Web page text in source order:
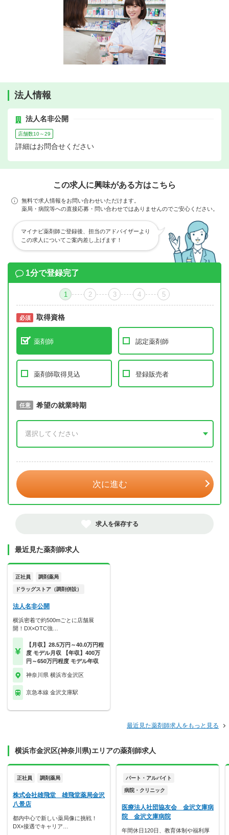
法人情報
法人名非公開
店舗数10～29
詳細はお問合せください
この求人に興味がある方はこちら
無料で求人情報をお問い合わせいただけます。
薬局・病院等への直接応募・問い合わせではありませんのでご安心ください。
マイナビ薬剤師ご登録後、担当のアドバイザーより
この求人についてご案内差し上げます！
1分で登録完了
1 2 3 4 5
必須 取得資格
薬剤師 認定薬剤師
薬剤師取得見込 登録販売者
必須 取得予定年
任意 希望の就業時期
次に進む
求人を保存する
最近見た薬剤師求人
正社員 調剤薬局
ドラッグストア（調剤併設）
法人名非公開
横浜密着で約500mごとに店舗展
開！DX×OTC強…
【月収】28.5万円～40.0万円程
度 モデル月収 【年収】400万
円～650万円程度 モデル年収
神奈川県 横浜市金沢区
京急本線 金沢文庫駅
最近見た薬剤師求人をもっと見る
横浜市金沢区(神奈川県)エリアの薬剤師求人
正社員 調剤薬局
株式会社雄飛堂 雄飛堂薬局金沢
八景店
都内中心で新しい薬局像に挑戦！
DX×接遇でキャリア…
パート・アルバイト
病院・クリニック
医療法人社団協友会 金沢文庫病
院 金沢文庫病院
年間休日120日、教育体制や福利厚